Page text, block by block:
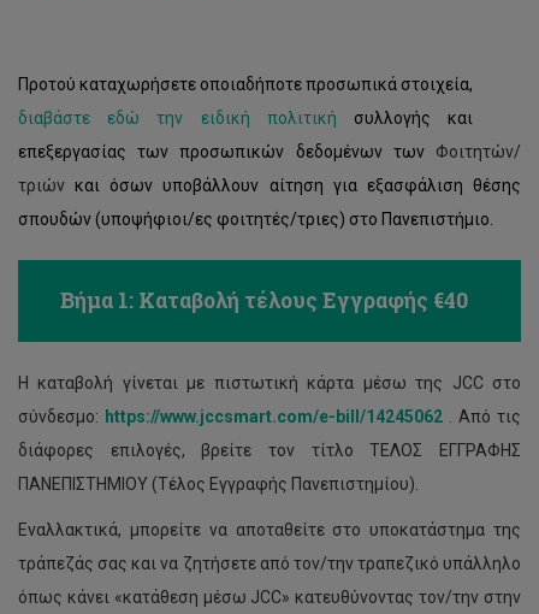
Επίδομα ενοικίου
Κέντρο Πρώτων Βοηθειών
Προτού καταχωρήσετε οποιαδήποτε προσωπικά στοιχεία,
διαβάστε εδώ την ειδική πολιτική συλλογής και
επεξεργασίας των προσωπικών δεδομένων των Φοιτητών/
τριών και όσων υποβάλλουν αίτηση για εξασφάλιση θέσης
σπουδών (υποψήφιοι/ες φοιτητές/τριες) στο Πανεπιστήμιο.
Βήμα 1: Καταβολή τέλους Εγγραφής €40
Η καταβολή γίνεται με πιστωτική κάρτα μέσω της JCC στο
σύνδεσμο: https://www.jccsmart.com/e-bill/14245062 . Από τις
διάφορες επιλογές, βρείτε τον τίτλο ΤΕΛΟΣ ΕΓΓΡΑΦΗΣ
ΠΑΝΕΠΙΣΤΗΜΙΟΥ (Τέλος Εγγραφής Πανεπιστημίου).
Εναλλακτικά, μπορείτε να αποταθείτε στο υποκατάστημα της
τράπεζάς σας και να ζητήσετε από τον/την τραπεζικό υπάλληλο
όπως κάνει «κατάθεση μέσω JCC» κατευθύνοντας τον/την στην